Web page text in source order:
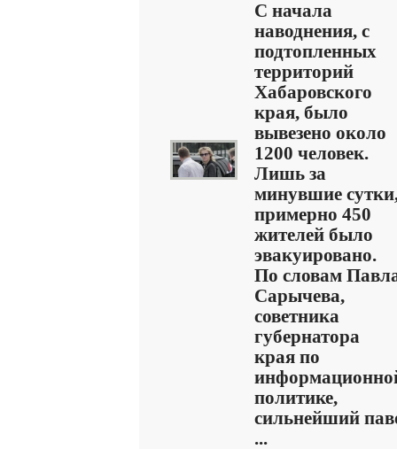
С начала
наводнения, с
подтопленных
территорий
Хабаровского
края, было
вывезено около
1200 человек.
Лишь за
минувшие
примерно 450
жителей было
эвакуировано.
По словам
Сарычева,
советника
губернатора
края по
политике,
сильнейший
...